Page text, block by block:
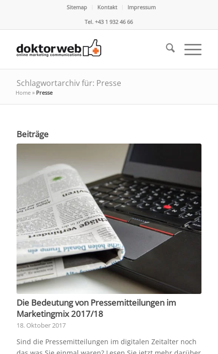
Sitemap Kontakt
Impressum
Tel. +43 1 932 46 66
Schlagwortarchiv für: Presse
Home» Presse
Beiträge
Die Bedeutung von Pressemitteilungen im
Marketingmix 2017/18
18. Oktober 2017
Sind die Pressemitteilungen im digitalen Zeitalter noch